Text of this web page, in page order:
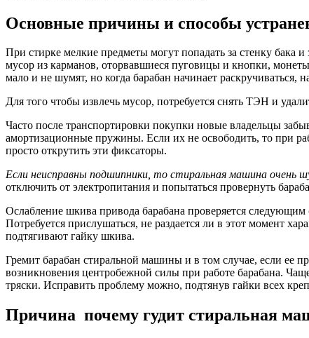
Основные причины и способы
При стирке мелкие предметы могут попадать за стенку
мусор из карманов, оторвавшиеся пуговицы и кнопки,
мало и не шумят, но когда барабан начинает раскручиваться,
Для того чтобы извлечь мусор, потребуется снять ТЭН и
Часто после транспортировки покупки новые владельцы
амортизационные пружины. Если их не освободить, то при
просто открутить эти фиксаторы.
Если неисправны подшипники, то стиральная машина очень
отключить от электропитания и попытаться провернуть
Ослабление шкива привода барабана проверяется
Потребуется прислушаться, не раздается ли в этот момент
подтягивают гайку шкива.
Гремит барабан стиральной машины и в том случае, если ее
возникновения центробежной силы при работе барабана.
тряски. Исправить проблему можно, подтянув гайки всех
Причина почему гудит стиральная